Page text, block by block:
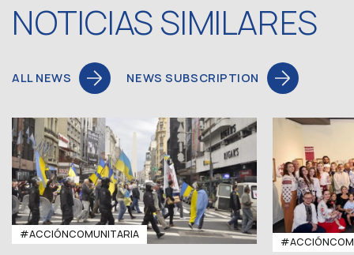
NOTICIAS SIMILARES
ALL NEWS NEWS SUBSCRIPTION
#ACCIÓNCOMUNITARIA